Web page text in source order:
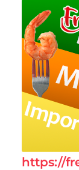
https://